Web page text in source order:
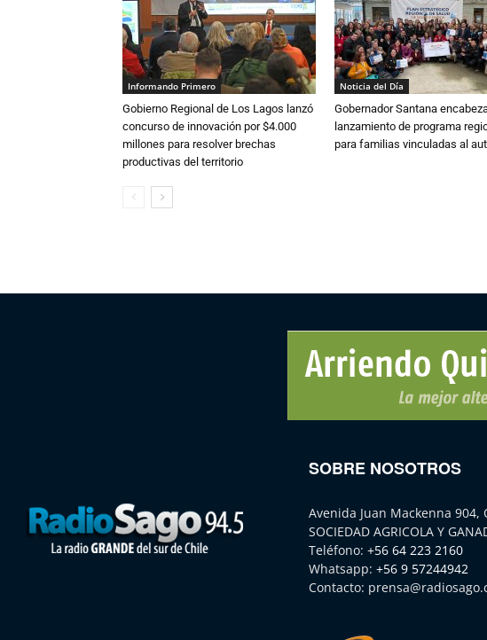
Informando Primero
Gobierno Regional de Los Lagos lanzó
concurso de innovación por $4.000
millones para resolver brechas
productivas del territorio
Noticia del Día
Gobernador Santana
lanzamiento de programa
para familias vinculadas al
SOBRE NOSOTROS
Avenida Juan Mackenna 904,
SOCIEDAD AGRICOLA Y
Teléfono: +56 64 223 2160
Whatsapp: +56 9 57244942
Contacto: